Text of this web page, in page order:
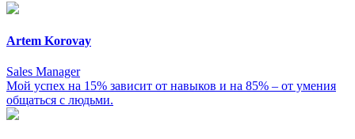
Artem Korovay
Sales Manager
Мой успех на 15% зависит от навыков и на 85% – от умения
общаться с людьми.